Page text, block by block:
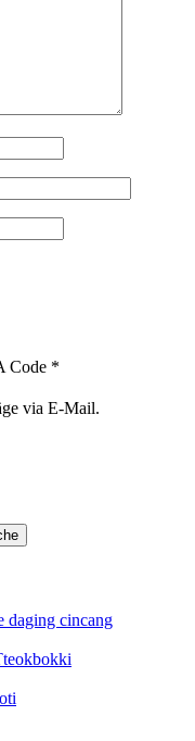
Code *
via E-Mail.
daging cincang